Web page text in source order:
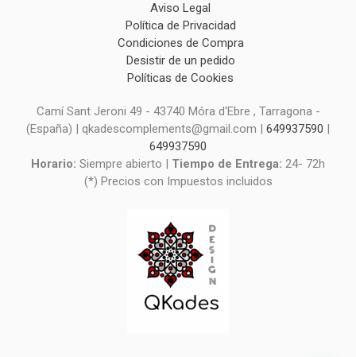
Aviso Legal
Política de Privacidad
Condiciones de Compra
Desistir de un pedido
Políticas de Cookies
Camí Sant Jeroni 49 - 43740 Móra d'Ebre , Tarragona -
(España) | qkadescomplements@gmail.com | 649937590
649937590
Horario: Siempre abierto | Tiempo de Entrega: 24- 72h
(*) Precios con Impuestos incluidos